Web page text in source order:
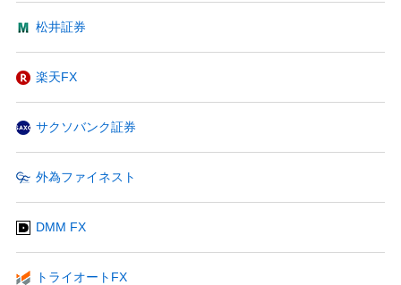
松井証券
楽天FX
サクソバンク証券
外為ファイネスト
DMM FX
トライオートFX